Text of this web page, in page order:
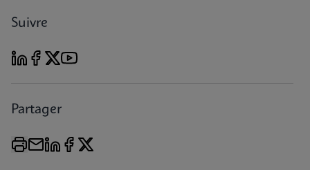
Suivre
Partager